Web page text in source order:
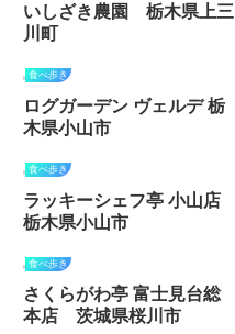
いしざき農園 栃木県上三
川町
食べ歩き
ログガーデン ヴェルデ 栃
木県小山市
食べ歩き
ラッキーシェフ亭 小山店
栃木県小山市
食べ歩き
さくらがわ亭 富士見台総
本店 茨城県桜川市